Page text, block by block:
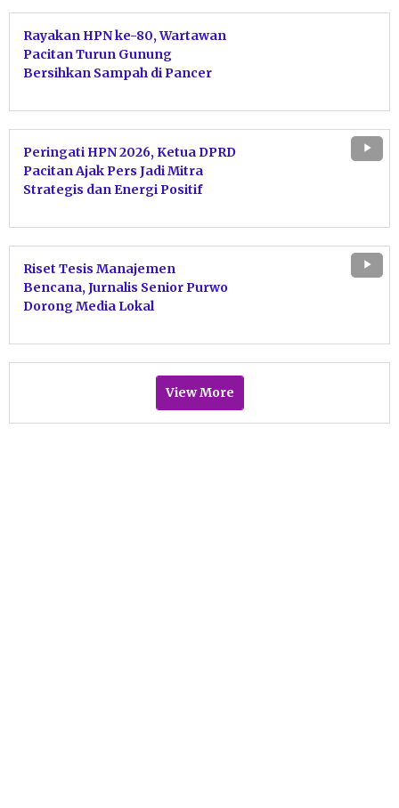
Rayakan HPN ke-80, Wartawan
Pacitan Turun Gunung
Bersihkan Sampah di Pancer
Peringati HPN 2026, Ketua DPRD
Pacitan Ajak Pers Jadi Mitra
Strategis dan Energi Positif
Riset Tesis Manajemen
Bencana, Jurnalis Senior Purwo
Dorong Media Lokal
‘Zero Victim’
View More